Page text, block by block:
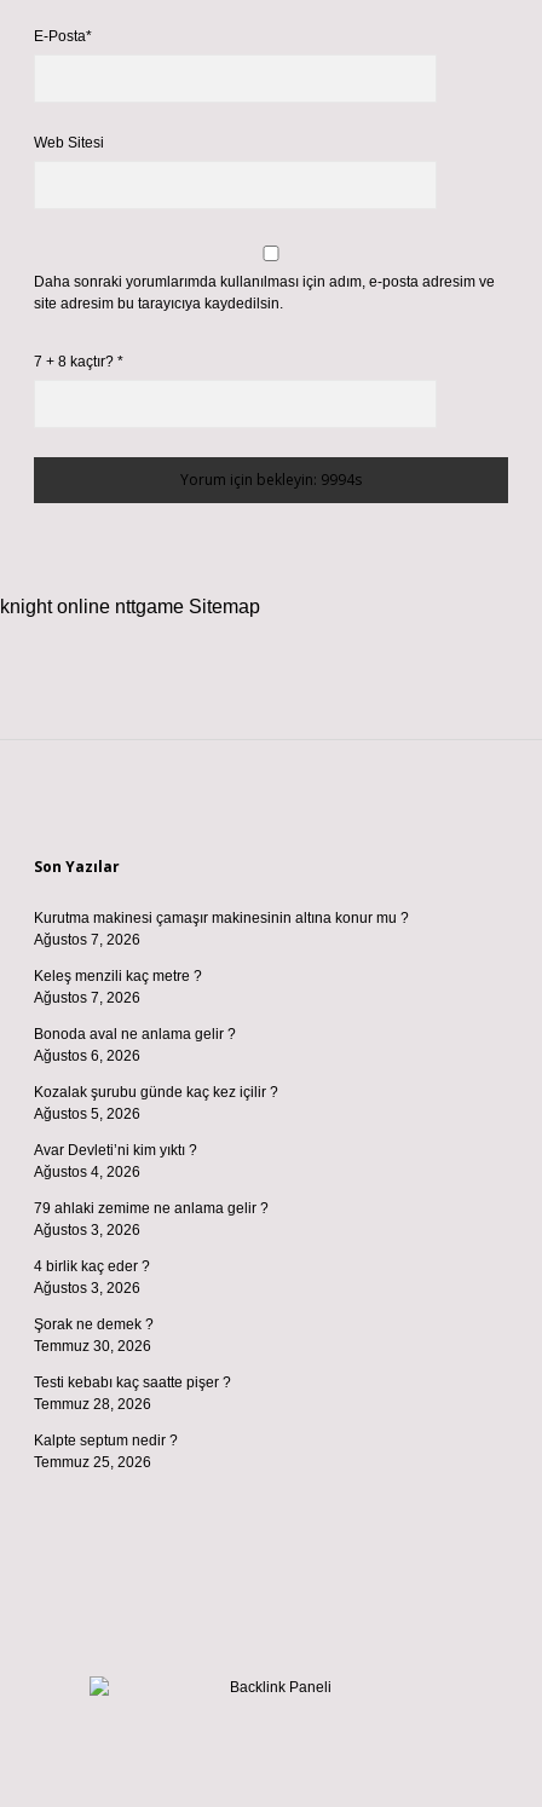
E-Posta*
Web Sitesi
Daha sonraki yorumlarımda kullanılması için adım, e-posta adresim ve
site adresim bu tarayıcıya kaydedilsin.
7 + 8 kaçtır? *
knight online nttgame Sitemap
Son Yazılar
Kurutma makinesi çamaşır makinesinin altına konur mu ?
Ağustos 7, 2026
Keleş menzili kaç metre ?
Ağustos 7, 2026
Bonoda aval ne anlama gelir ?
Ağustos 6, 2026
Kozalak şurubu günde kaç kez içilir ?
Ağustos 5, 2026
Avar Devleti’ni kim yıktı ?
Ağustos 4, 2026
79 ahlaki zemime ne anlama gelir ?
Ağustos 3, 2026
4 birlik kaç eder ?
Ağustos 3, 2026
Şorak ne demek ?
Temmuz 30, 2026
Testi kebabı kaç saatte pişer ?
Temmuz 28, 2026
Kalpte septum nedir ?
Temmuz 25, 2026